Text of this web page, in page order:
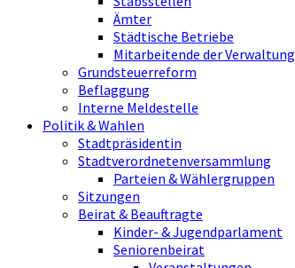
Ämter
Städtische Betriebe
Mitarbeitende der Verwaltung
Grundsteuerreform
Beflaggung
Interne Meldestelle
Politik & Wahlen
Stadtpräsidentin
Stadtverordnetenversammlung
Parteien & Wählergruppen
Sitzungen
Beirat & Beauftragte
Kinder- & Jugendparlament
Seniorenbeirat